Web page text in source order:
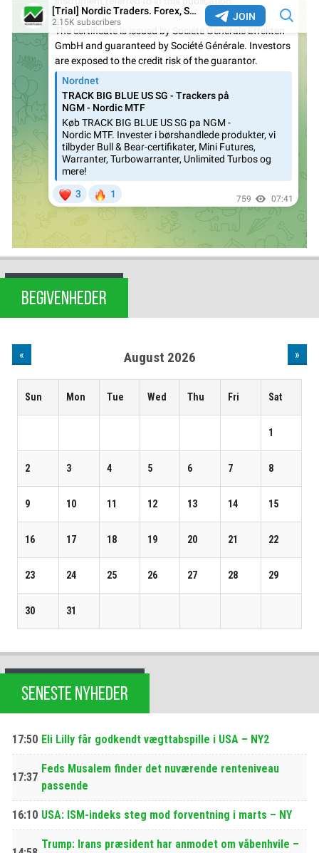
BEGIVENHEDER
« August 2026 »
Sun Mon Tue Wed Thu Fri Sat
1
2 3 4 5 6 7 8
9 10 11 12 13 14 15
16 17 18 19 20 21 22
23 24 25 26 27 28 29
30 31
SENESTE NYHEDER
17:50 Eli Lilly får godkendt vægttabspille i USA – NY2
17:37
Feds Musalem finder det nuværende renteniveau
passende
16:10 USA: ISM-indeks steg mod forventning i marts – NY
Trump: Irans præsident har anmodet om våbenhvile –